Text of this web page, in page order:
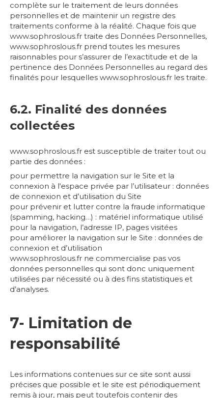
complète sur le traitement de leurs données
personnelles et de maintenir un registre des
traitements conforme à la réalité. Chaque fois que
www.sophroslous.fr traite des Données Personnelles,
www.sophroslous.fr prend toutes les mesures
raisonnables pour s’assurer de l’exactitude et de la
pertinence des Données Personnelles au regard des
finalités pour lesquelles www.sophroslous.fr les traite.
6.2. Finalité des données
collectées
www.sophroslous.fr est susceptible de traiter tout ou
partie des données :
pour permettre la navigation sur le Site et la
connexion à l'espace privée par l’utilisateur : données
de connexion et d’utilisation du Site
pour prévenir et lutter contre la fraude informatique
(spamming, hacking…) : matériel informatique utilisé
pour la navigation, l’adresse IP, pages visitées
pour améliorer la navigation sur le Site : données de
connexion et d’utilisation
www.sophroslous.fr ne commercialise pas vos
données personnelles qui sont donc uniquement
utilisées par nécessité ou à des fins statistiques et
d’analyses.
7- Limitation de
responsabilité
Les informations contenues sur ce site sont aussi
précises que possible et le site est périodiquement
remis à jour, mais peut toutefois contenir des